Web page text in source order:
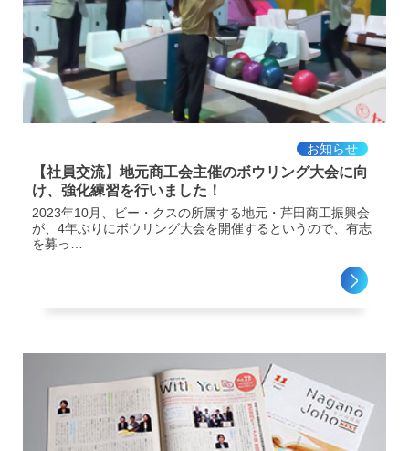
お知らせ
【社員交流】地元商工会主催のボウリング大会に向
け、強化練習を行いました！
2023年10月、ビー・クスの所属する地元・芹田商工振興会
が、4年ぶりにボウリング大会を開催するというので、有志
を募っ…